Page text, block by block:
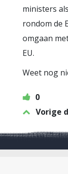
ministers
rondom de
omgaan
EU.
Weet nog
0
Vorige